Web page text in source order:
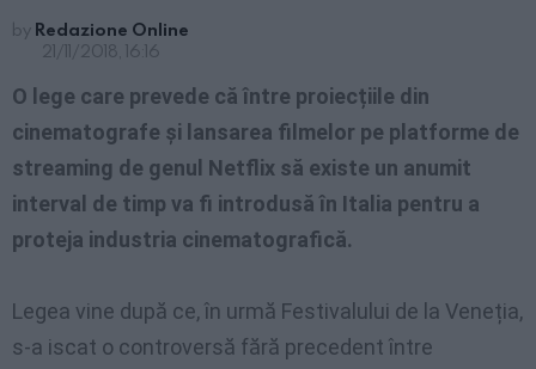
by Redazione Online
21/11/2018, 16:16
O lege care prevede că între proiecțiile din
cinematografe și lansarea filmelor pe platforme de
streaming de genul Netflix să existe un anumit
interval de timp va fi introdusă în Italia pentru a
proteja industria cinematografică.
Legea vine după ce, în urmă Festivalului de la Veneția,
s-a iscat o controversă fără precedent între